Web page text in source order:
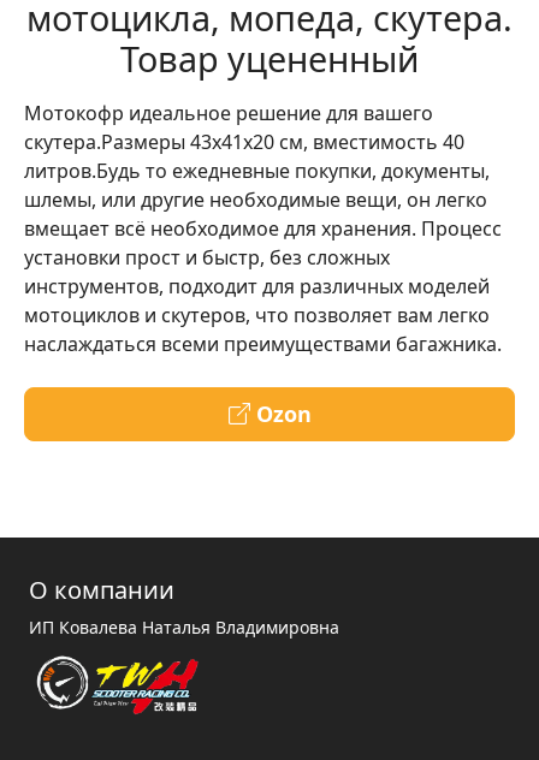
мотоцикла, мопеда, скутера.
Товар уцененный
Мотокофр идеальное решение для вашего
скутера.Размеры 43x41x20 см, вместимость 40
литров.Будь то ежедневные покупки, документы,
шлемы, или другие необходимые вещи, он легко
вмещает всё необходимое для хранения. Процесс
установки прост и быстр, без сложных
инструментов, подходит для различных моделей
мотоциклов и скутеров, что позволяет вам легко
наслаждаться всеми преимуществами багажника.
Ozon
О компании
ИП Ковалева Наталья Владимировна